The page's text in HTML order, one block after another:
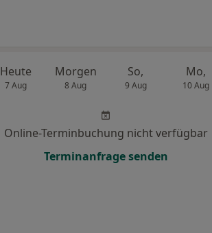
Heute
7 Aug
Morgen
8 Aug
So,
9 Aug
Mo,
10 Aug
Online-Terminbuchung nicht verfügbar
Terminanfrage senden